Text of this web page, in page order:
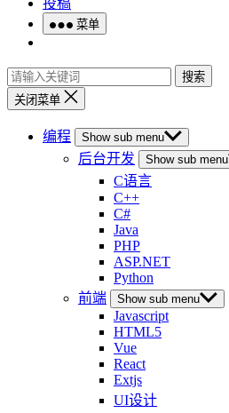
投稿
菜单
搜索
关闭菜单
编程 Show sub menu
后台开发 Show sub menu
C语言
C++
C#
Java
PHP
ASP.NET
Python
前端
Show sub menu
Javascript
HTML5
Vue
React
Extjs
UI设计